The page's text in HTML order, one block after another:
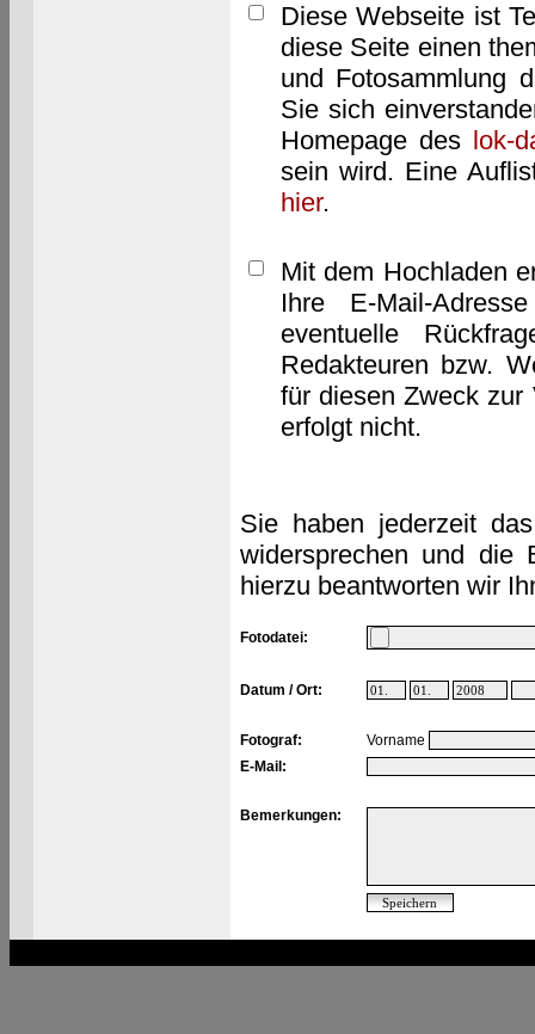
Diese Webseite ist
diese Seite einen
und Fotosammlung
Sie sich
Homepage des lok-
sein wird. Eine
hier.
Mit dem Hochladen
Ihre E-Mail-
eventuelle
Redakteuren bzw.
für diesen Zweck zur
erfolgt nicht.
Sie haben jederzeit
widersprechen und die
hierzu beantworten wir
Fotodatei:
Datum / Ort:
Fotograf:
Vorname
E-Mail:
Bemerkungen: